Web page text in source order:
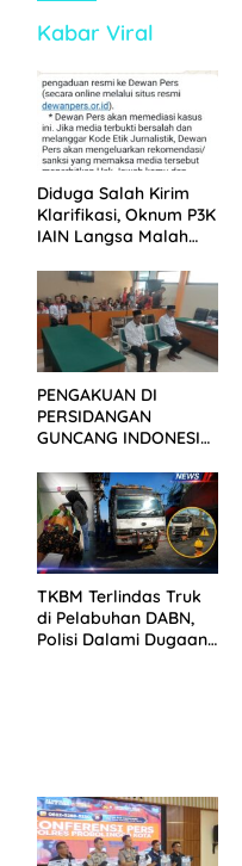
Kabar Viral
Diduga Salah Kirim
Klarifikasi, Oknum P3K
IAIN Langsa Malah
Dewan Pers
PENGAKUAN DI
PERSIDANGAN
GUNCANG INDONESIA!
DITUNDA, KELUARGA
KORBAN MENGAMUK
DI PN MALANG
TKBM Terlindas Truk
di Pelabuhan DABN,
Polisi Dalami Dugaan